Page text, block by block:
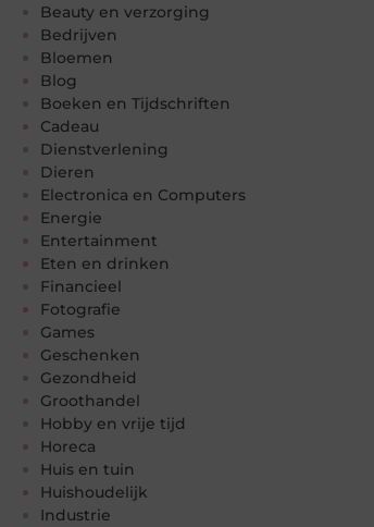
Beauty en verzorging
Bedrijven
Bloemen
Blog
Boeken en Tijdschriften
Cadeau
Dienstverlening
Dieren
Electronica en Computers
Energie
Entertainment
Eten en drinken
Financieel
Fotografie
Games
Geschenken
Gezondheid
Groothandel
Hobby en vrije tijd
Horeca
Huis en tuin
Huishoudelijk
Industrie